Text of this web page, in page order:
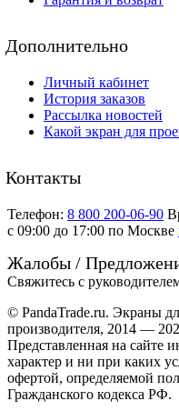
Дополнительно
Личный кабинет
История заказов
Рассылка новостей
Какой экран для
Контакты
Телефон: 8 800 200-06-90
c 09:00 до 17:00 по Москве
Жалобы /
Свяжитесь с
© PandaTrade.ru. Экраны
производителя, 2014 —
Представленная на сайте
характер и ни при каких
офертой, определяемой
Гражданского кодекса РФ.